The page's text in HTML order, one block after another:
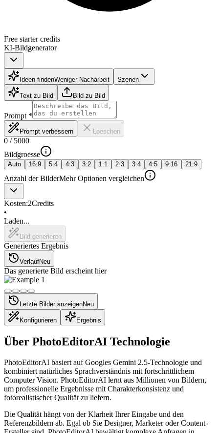
Free starter credits
KI-Bildgenerator
Ideen findenWeniger Nacharbeit Szenen
Text zu Bild Bild zu Bild
Prompt *
Prompt verbessern Loeschen
0 / 5000
Bildgroesse
Auto 16:9 5:4 4:3 3:2 1:1 2:3 3:4 4:5 9:16 21:9
Anzahl der BilderMehr Optionen vergleichen
Kosten:2Credits
•
Laden...
Bild generieren
Generiertes Ergebnis
VerlaufNeu
Das generierte Bild erscheint hier
Letzte Bilder anzeigenNeu
Konfigurieren Ergebnis
Über PhotoEditorAI Technologie
PhotoEditorAI basiert auf Googles Gemini 2.5-Technologie und
kombiniert natürliches Sprachverständnis mit fortschrittlichem
Computer Vision. PhotoEditorAI lernt aus Millionen von Bildern,
um professionelle Ergebnisse mit Charakterkonsistenz und
fotorealistischer Qualität zu liefern.
Die Qualität hängt von der Klarheit Ihrer Eingabe und den
Referenzbildern ab. Egal ob Sie Designer, Marketer oder Content-